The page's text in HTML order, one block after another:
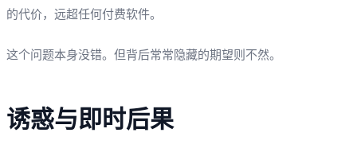
的代价，远超任何付费软件。
这个问题本身没错。但背后常常隐藏的期望则不然。
诱惑与即时后果